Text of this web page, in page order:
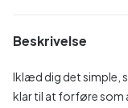
Beskrivelse
Iklæd dig det simple,
klar til at forføre som